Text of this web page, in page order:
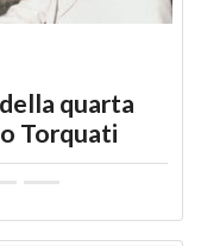
quarta
Torquati